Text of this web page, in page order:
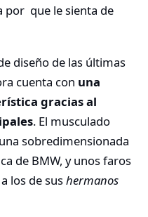
por que le sienta de
diseño de las últimas
cuenta con una
gracias al
. El musculado
sobredimensionada
de BMW, y unos faros
los de sushermanos